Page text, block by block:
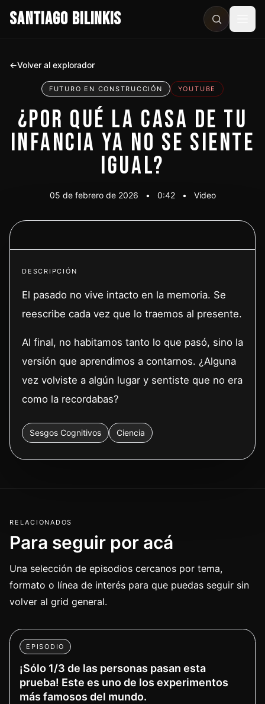
SANTIAGO BILINKIS
←Volver al explorador
FUTURO EN CONSTRUCCIÓN YOUTUBE
¿POR QUÉ LA CASA DE TU
INFANCIA YA NO SE SIENTE
IGUAL?
05 de febrero de 2026 • 0:42 • Video
DESCRIPCIÓN
El pasado no vive intacto en la memoria. Se
reescribe cada vez que lo traemos al presente.
Al final, no habitamos tanto lo que pasó, sino la
versión que aprendimos a contarnos. ¿Alguna
vez volviste a algún lugar y sentiste que no era
como la recordabas?
Sesgos Cognitivos Ciencia
RELACIONADOS
Para seguir por acá
Una selección de episodios cercanos por tema,
formato o línea de interés para que puedas seguir sin
volver al grid general.
EPISODIO
¡Sólo 1/3 de las personas pasan esta
prueba! Este es uno de los experimentos
más famosos del mundo.